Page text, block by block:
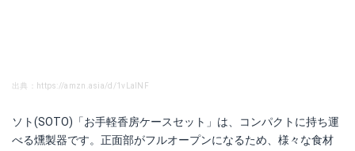
出典：https://amzn.asia/d/1vLalNF
ソト(SOTO)「お手軽香房ケースセット」は、コンパクトに持ち運
べる燻製器です。正面部がフルオープンになるため、様々な食材